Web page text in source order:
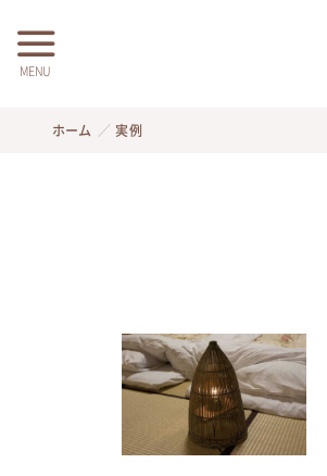
MENU
ホーム 実例